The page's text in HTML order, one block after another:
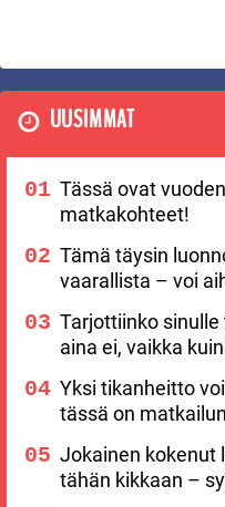
UUSIMMAT
Tässä ovat
matkakohteet!
Tämä täysin
vaarallista – voi
Tarjottiinko
aina ei, vaikka
Yksi tikanheitto
tässä on
Jokainen kokenut
tähän kikkaan –